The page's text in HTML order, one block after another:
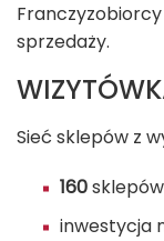
sprzedaży.
Sieć sklepów z
160sklepów
inwestycja